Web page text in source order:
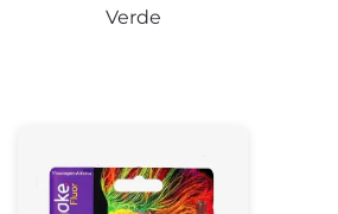
Verde